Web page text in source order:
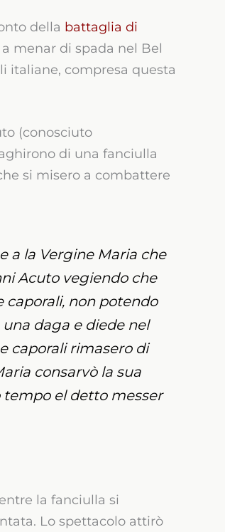
della battaglia di
menar di spada nel Bel
italiane, compresa questa
(conosciuto
di una fanciulla
si misero a combattere
a la Vergine Maria che
Acuto vegiendo che
caporali, non potendo
daga e diede nel
caporali rimasero di
consarvò la sua
tempo el detto messer
la fanciulla si
Lo spettacolo attirò